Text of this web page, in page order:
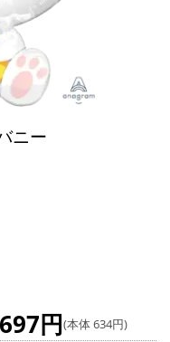
ニー
697円(本体 634円)